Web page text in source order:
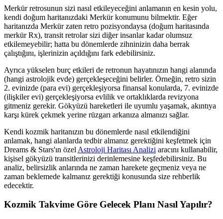
Merkür retrosunun sizi nasıl etkileyeceğini anlamanın en kesin yolu,
kendi doğum haritanızdaki Merkür konumunu bilmektir. Eğer
haritanızda Merkür zaten retro pozisyondaysa (doğum haritasında
merkür Rx), transit retrolar sizi diğer insanlar kadar olumsuz
etkilemeyebilir; hatta bu dönemlerde zihninizin daha berrak
çalıştığını, işlerinizin açıldığını fark edebilirsiniz.
Ayrıca yükselen burç etkileri de retronun hayatınızın hangi alanında
(hangi astrolojik evde) gerçekleşeceğini belirler. Örneğin, retro sizin
2. evinizde (para evi) gerçekleşiyorsa finansal konularda, 7. evinizde
(ilişkiler evi) gerçekleşiyorsa evlilik ve ortaklıklarda revizyona
gitmeniz gerekir. Gökyüzü hareketleri ile uyumlu yaşamak, akıntıya
karşı kürek çekmek yerine rüzgarı arkanıza almanızı sağlar.
Kendi kozmik haritanızın bu dönemlerde nasıl etkilendiğini
anlamak, hangi alanlarda tedbir almanız gerektiğini keşfetmek için
Dreams & Stars'ın özel Astroloji Haritası Analizi aracını kullanabilir,
kişisel gökyüzü transitlerinizi derinlemesine keşfedebilirsiniz. Bu
analiz, belirsizlik anlarında ne zaman harekete geçmeniz veya ne
zaman beklemede kalmanız gerektiği konusunda size rehberlik
edecektir.
Kozmik Takvime Göre Gelecek Planı Nasıl Yapılır?